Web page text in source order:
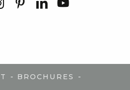
- BROCHURES -